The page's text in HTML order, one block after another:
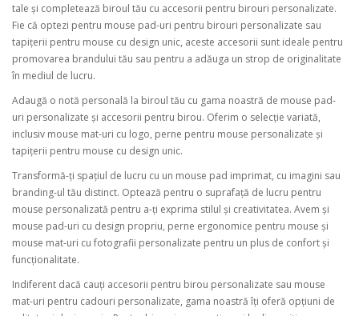
tale și completează biroul tău cu accesorii pentru birouri personalizate.
Fie că optezi pentru mouse pad-uri pentru birouri personalizate sau
tapițerii pentru mouse cu design unic, aceste accesorii sunt ideale pentru
promovarea brandului tău sau pentru a adăuga un strop de originalitate
în mediul de lucru.
Adaugă o notă personală la biroul tău cu gama noastră de mouse pad-
uri personalizate și accesorii pentru birou. Oferim o selecție variată,
inclusiv mouse mat-uri cu logo, perne pentru mouse personalizate și
tapițerii pentru mouse cu design unic.
Transformă-ți spațiul de lucru cu un mouse pad imprimat, cu imagini sau
branding-ul tău distinct. Optează pentru o suprafață de lucru pentru
mouse personalizată pentru a-ți exprima stilul și creativitatea. Avem și
mouse pad-uri cu design propriu, perne ergonomice pentru mouse și
mouse mat-uri cu fotografii personalizate pentru un plus de confort și
funcționalitate.
Indiferent dacă cauți accesorii pentru birou personalizate sau mouse
mat-uri pentru cadouri personalizate, gama noastră îți oferă opțiuni de